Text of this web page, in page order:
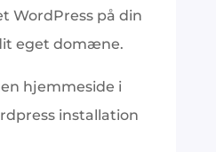
WordPress på din
eget domæne.